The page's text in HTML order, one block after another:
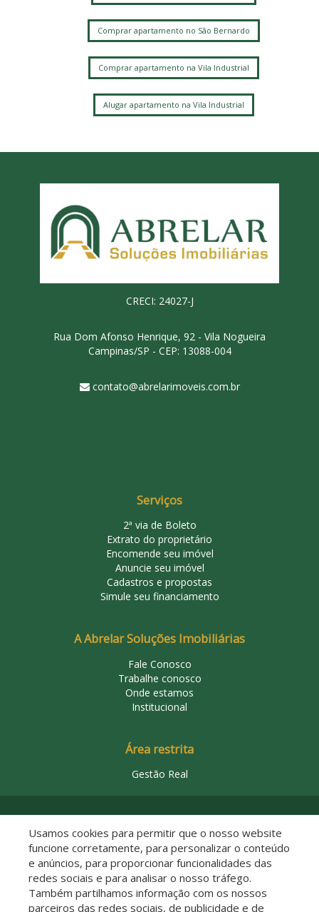
Comprar apartamento no São Bernardo
Comprar apartamento na Vila Industrial
Alugar apartamento na Vila Industrial
CRECI: 24027-J
Rua Dom Afonso Henrique, 92 - Vila Nogueira
Campinas/SP - CEP: 13088-004
contato@abrelarimoveis.com.br
Serviços
2ª via de Boleto
Extrato do proprietário
Encomende seu imóvel
Anuncie seu imóvel
Cadastros e propostas
Simule seu financiamento
A Abrelar Soluções Imobiliárias
Fale Conosco
Trabalhe conosco
Onde estamos
Institucional
Área restrita
Gestão Real
Usamos cookies para permitir que o nosso website
funcione corretamente, para personalizar o conteúdo
e anúncios, para proporcionar funcionalidades das
redes sociais e para analisar o nosso tráfego.
Também partilhamos informação com os nossos
parceiros das redes sociais, de publicidade e de